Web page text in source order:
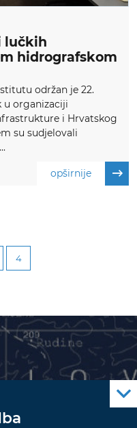
lučkih
hidrografskom
održan je 22.
u organizaciji
i Hrvatskog
su sudjelovali
opširnije
4